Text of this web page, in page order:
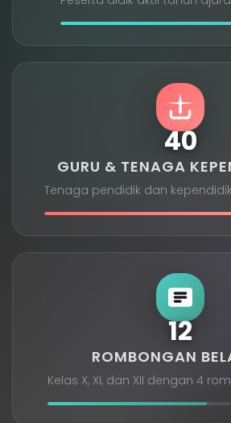
40
GURU & TENAGA
Tenaga pendidik dan
12
ROMBONGAN
Kelas X, XI, dan XII dengan 4